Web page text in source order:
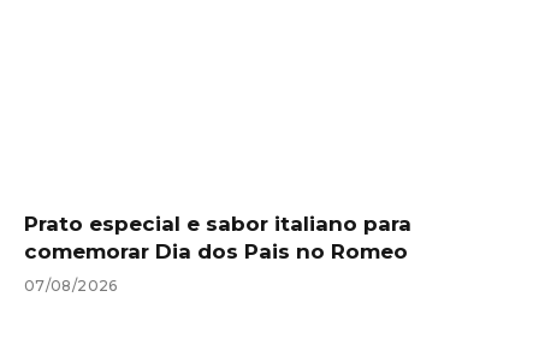
Prato especial e sabor italiano para
comemorar Dia dos Pais no Romeo
07/08/2026